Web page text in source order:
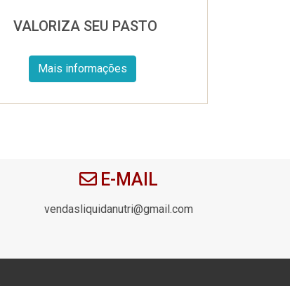
VALORIZA SEU PASTO
Mais informações
E-MAIL
vendasliquidanutri@gmail.com